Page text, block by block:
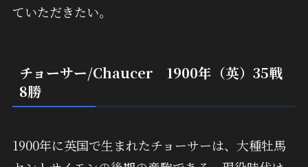
ていただきたい。
チョーサー/Chaucer 1900年（英）35戦
8勝
1900年に英国で生まれたチョーサーは、大種牡馬